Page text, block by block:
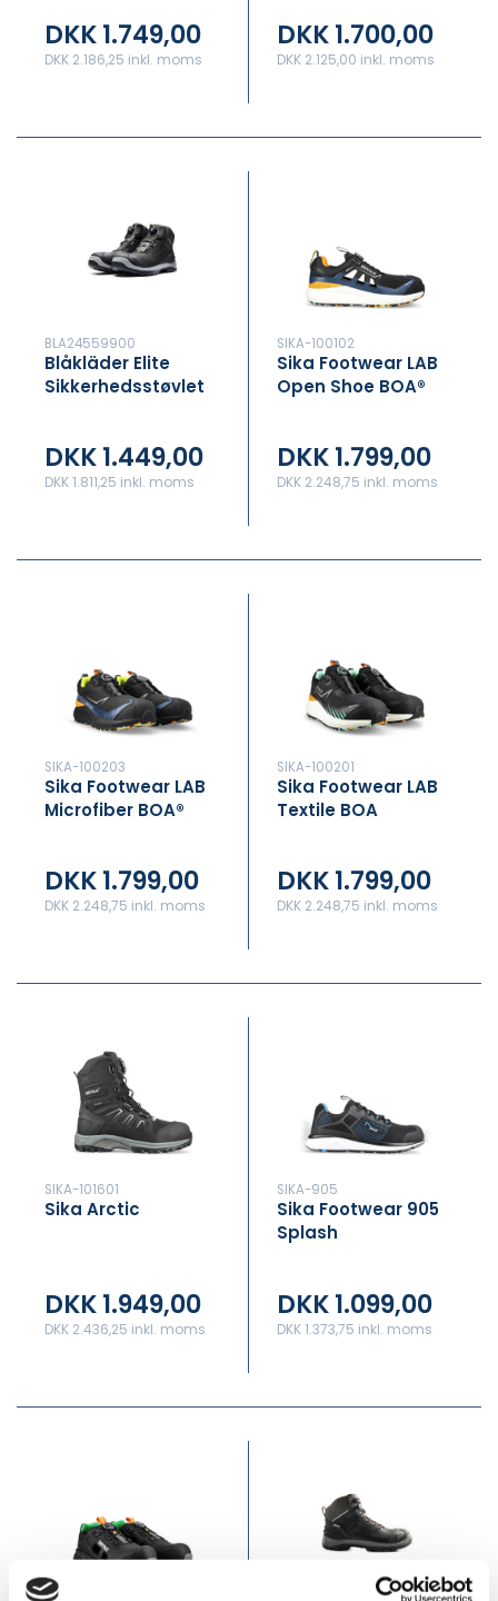
DKK 1.749,00
DKK 2.186,25 inkl. moms
DKK 1.700,00
DKK 2.125,00 inkl. moms
BLA24559900
Blåkläder Elite
Sikkerhedsstøvlet
DKK 1.449,00
DKK 1.811,25 inkl. moms
SIKA-100102
Sika Footwear LAB
Open Shoe BOA®
DKK 1.799,00
DKK 2.248,75 inkl. moms
SIKA-100203
Sika Footwear LAB
Microfiber BOA®
DKK 1.799,00
DKK 2.248,75 inkl. moms
SIKA-100201
Sika Footwear LAB
Textile BOA
DKK 1.799,00
DKK 2.248,75 inkl. moms
SIKA-101601
Sika Arctic
DKK 1.949,00
DKK 2.436,25 inkl. moms
SIKA-905
Sika Footwear 905
Splash
DKK 1.099,00
DKK 1.373,75 inkl. moms